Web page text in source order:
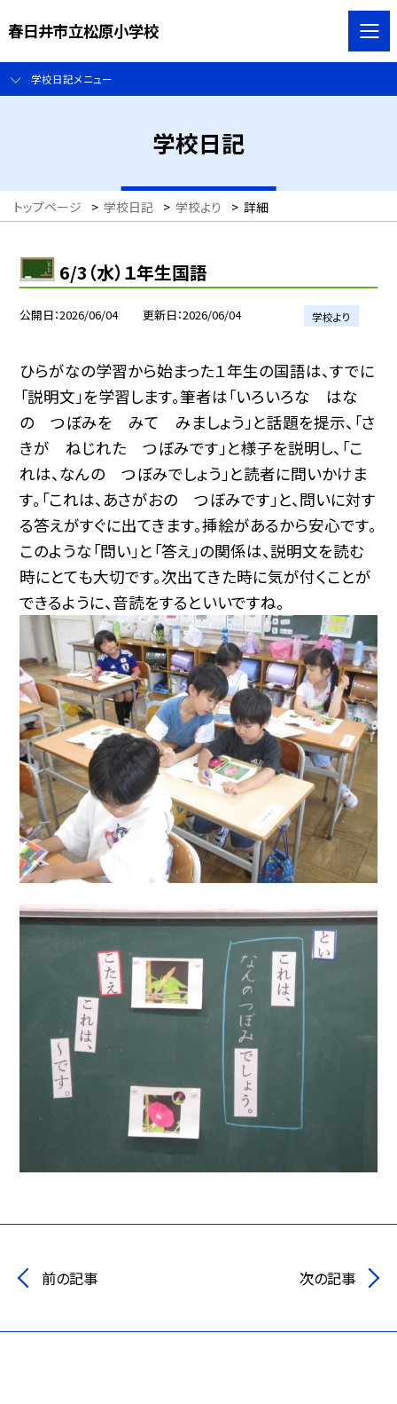
春日井市立松原小学校
学校日記メニュー
学校日記
トップページ > 学校日記 > 学校より > 詳細
6/3（水）１年生国語
公開日 2026/06/04 更新日 2026/06/04 学校より
ひらがなの学習から始まった１年生の国語は、すでに
「説明文」を学習します。筆者は「いろいろな はな
の つぼみを みて みましょう」と話題を提示、「さ
きが ねじれた つぼみです」と様子を説明し、「こ
れは、なんの つぼみでしょう」と読者に問いかけま
す。「これは、あさがおの つぼみです」と、問いに対す
る答えがすぐに出てきます。挿絵があるから安心です。
このような「問い」と「答え」の関係は、説明文を読む
時にとても大切です。次出てきた時に気が付くことが
できるように、音読をするといいですね。
前の記事 次の記事